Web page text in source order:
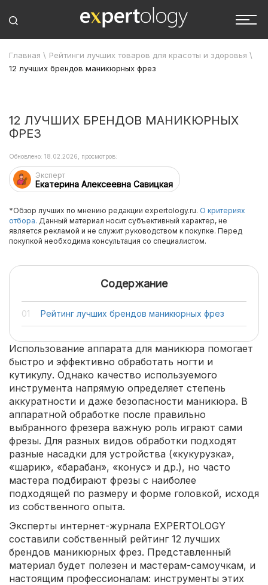
Главная \ Рейтинги лучших товаров для красоты и здоровья \
12 лучших брендов маникюрных фрез
12 ЛУЧШИХ БРЕНДОВ МАНИКЮРНЫХ
ФРЕЗ
Эксперт
Екатерина Алексеевна Савицкая
Обновлено: 18.02.2026, просмотров:
*Обзор лучших по мнению редакции expertology.ru. О критериях
отбора. Данный материал носит субъективный характер, не
является рекламой и не служит руководством к покупке. Перед
покупкой необходима консультация со специалистом.
Содержание
Рейтинг лучших брендов маникюрных фрез
Использование аппарата для маникюра помогает
быстро и эффективно обработать ногти и
кутикулу. Однако качество используемого
инструмента напрямую определяет степень
аккуратности и даже безопасности маникюра. В
аппаратной обработке после правильно
выбранного фрезера важную роль играют сами
фрезы. Для разных видов обработки подходят
разные насадки для устройства («кукурузка»,
«шарик», «барабан», «конус» и др.), но часто
мастера подбирают фрезы с наиболее
подходящей по размеру и форме головкой, исходя
из собственного опыта.
Эксперты интернет-журнала EXPERTOLOGY
составили собственный рейтинг 12 лучших
брендов маникюрных фрез. Представленный
материал будет полезен и мастерам-самоучкам, и
настоящим профессионалам: инструменты этих